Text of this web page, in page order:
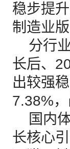
稳步提
制造业
分行业
长后、
出较强
7.38%
国内体
长核心